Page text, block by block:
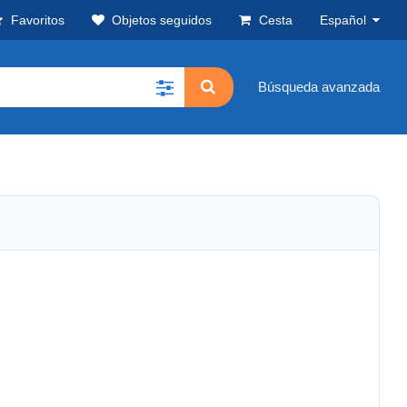
Favoritos Objetos seguidos Cesta Español
Búsqueda avanzada